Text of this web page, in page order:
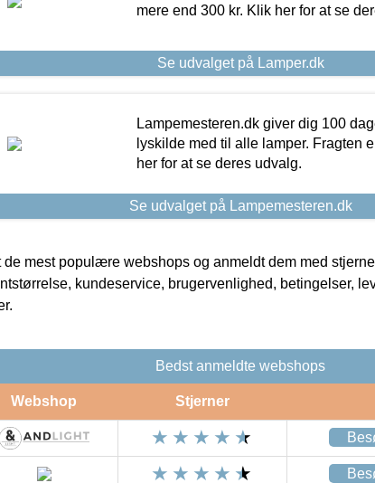
mere end 300 kr. Klik her for at se
Se udvalget på Lamper.dk
Lampemesteren.dk giver dig 100
lyskilde med til alle lamper. Fragten
her for at se deres udvalg.
Se udvalget på Lampemesteren.dk
mest populære webshops og anmeldt dem med
kundeservice, brugervenlighed, betingelser,
Bedst anmeldte webshops
Webshop Stjerner